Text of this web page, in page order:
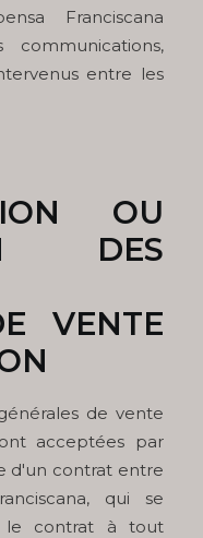
Franciscana
entre les
OU
DES
VENTE
de vente
acceptées par
d'un contrat entre
qui se
le contrat à tout